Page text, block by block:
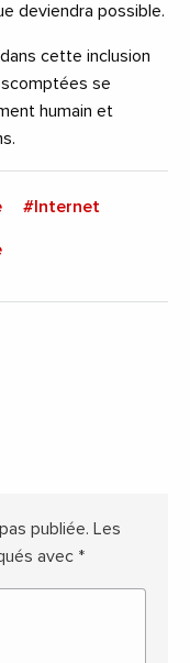
deviendra possible.
cette inclusion
se
humain et
#Internet
publiée. Les
avec *